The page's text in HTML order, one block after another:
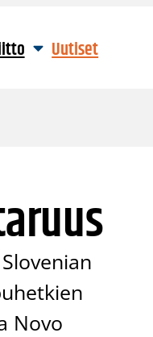
Uutiset
Novo